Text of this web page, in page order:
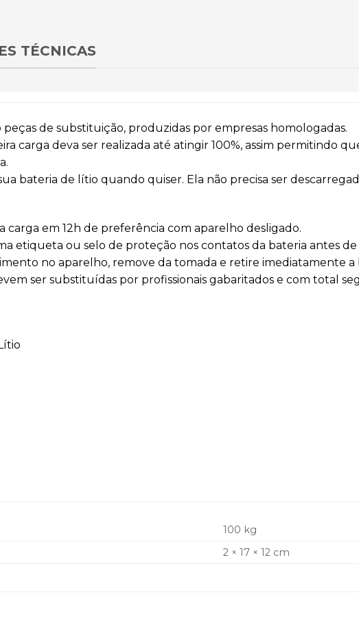
TÉCNICAS
peças de substituição, produzidas por empresas homologadas.
carga deva ser realizada até atingir 100%, assim permitindo
bateria de lítio quando quiser. Ela não precisa ser
carga em 12h de preferência com aparelho desligado.
etiqueta ou selo de proteção nos contatos da bateria antes de
no aparelho, remove da tomada e retire imediatamente a
ser substituídas por profissionais gabaritados e com total
100 kg
2 × 17 × 12 cm